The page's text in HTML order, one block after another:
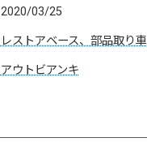
2020/03/25
レストアベース、部品取り車
アウトビアンキ